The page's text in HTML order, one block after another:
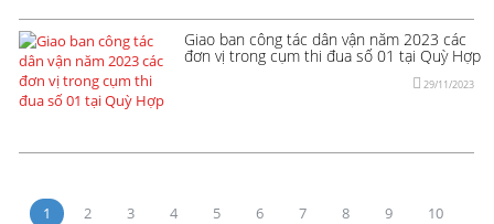
Giao ban công tác dân vận năm 2023 các
đơn vị trong cụm thi đua số 01 tại Quỳ Hợp
29/11/2023
1 2 3 4 5 6 7 8 9
10